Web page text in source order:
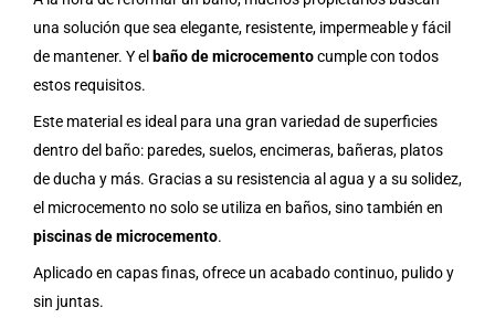
una solución que sea elegante, resistente, impermeable y fácil
de mantener. Y el baño de microcementocumple con todos
estos requisitos.
Este material es ideal para una gran variedad de superficies
dentro del baño: paredes, suelos, encimeras, bañeras, platos
de ducha y más. Gracias a su resistencia al agua y a su solidez,
el microcemento no solo se utiliza en baños, sino también en
piscinas de microcemento.
Aplicado en capas finas, ofrece un acabado continuo, pulido y
sin juntas.